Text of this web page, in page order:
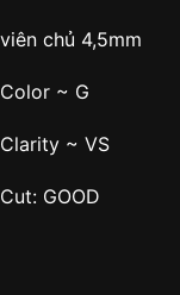
viên chủ 4,5mm
Color ~ G
Clarity ~ VS
Cut: GOOD